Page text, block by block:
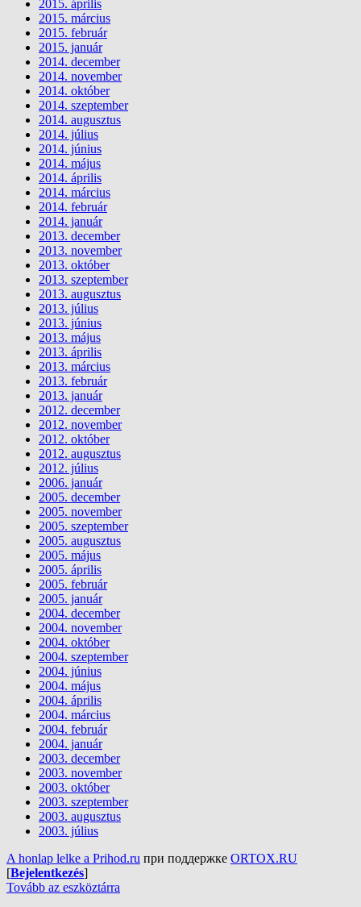
2015. április
2015. március
2015. február
2015. január
2014. december
2014. november
2014. október
2014. szeptember
2014. augusztus
2014. július
2014. június
2014. május
2014. április
2014. március
2014. február
2014. január
2013. december
2013. november
2013. október
2013. szeptember
2013. augusztus
2013. július
2013. június
2013. május
2013. április
2013. március
2013. február
2013. január
2012. december
2012. november
2012. október
2012. augusztus
2012. július
2006. január
2005. december
2005. november
2005. szeptember
2005. augusztus
2005. május
2005. április
2005. február
2005. január
2004. december
2004. november
2004. október
2004. szeptember
2004. június
2004. május
2004. április
2004. március
2004. február
2004. január
2003. december
2003. november
2003. október
2003. szeptember
2003. augusztus
2003. július
A honlap lelke a Prihod.ru при поддержке ORTOX.RU
[Bejelentkezés]
Tovább az eszköztárra